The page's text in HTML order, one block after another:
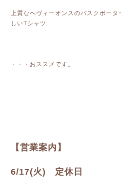
上質なヘヴィーオンスのバスクボー
しいTシャツ
・・・おススメです。
【営業案内】
6/17(火) 定休日